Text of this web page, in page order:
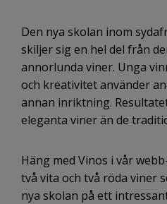
Den nya skolan inom
skiljer sig en hel del från
annorlunda viner. Unga
och kreativitet använder
annan inriktning.
eleganta viner än de
Häng med Vinos i vår
två vita och två röda viner
nya skolan på ett